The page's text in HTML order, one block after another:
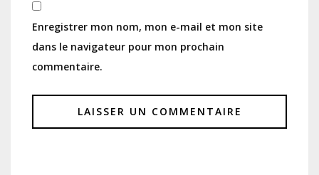
Enregistrer mon nom, mon e-mail et mon site
dans le navigateur pour mon prochain
commentaire.